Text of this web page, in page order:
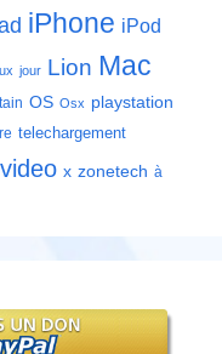
iPhone iPod
jour Lion Mac
OS Osx playstation
telechargement
video x zonetech à